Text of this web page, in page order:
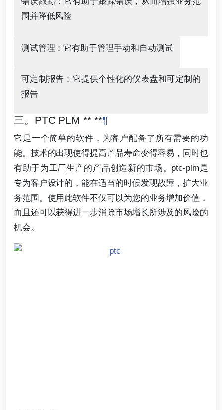
围并降低风险
测试管理：它有助于管理手动和自动测试
可定制报告：它提供个性化的仪表盘和可定制的
报告
三。PTC PLM ** **¶
它是一个简单的软件，为客户配备了所有需要的功
能。技术的出现使得提高产品寿命变得容易，同时也
有助于为工厂生产的产品创造新的市场。ptc-plm是
专为客户设计的，能在适当的时候发现故障，扩大业
务范围。使用此软件不仅可以为您的业务增加价值，
而且还可以获得进一步消除市场增长所涉及的风险的
机会。